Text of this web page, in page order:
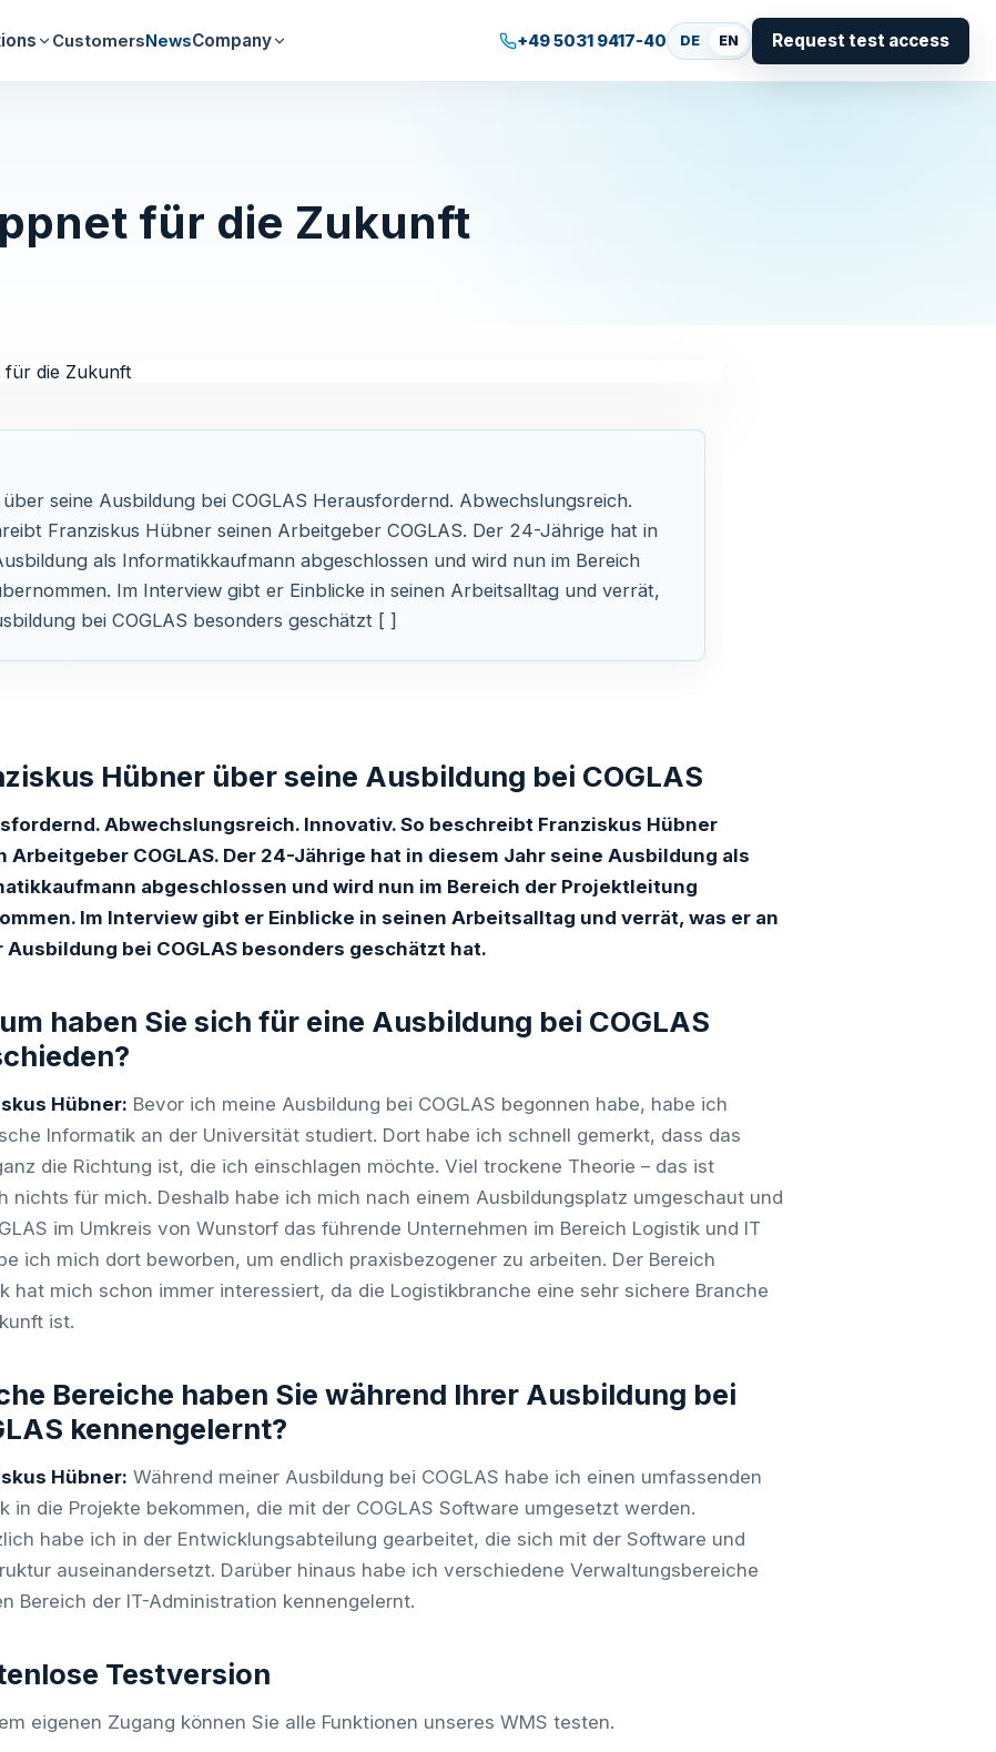
CustomersNewsCompany +49 5031 9417-40 DE EN Request test access
für die Zukunft
seine Ausbildung bei COGLAS Herausfordernd. Abwechslungsreich.
Franziskus Hübner seinen Arbeitgeber COGLAS. Der 24-Jährige hat in
als Informatikkaufmann abgeschlossen und wird nun im Bereich
Im Interview gibt er Einblicke in seinen Arbeitsalltag und verrät,
bei COGLAS besonders geschätzt [ ]
Hübner über seine Ausbildung bei COGLAS
Abwechslungsreich. Innovativ. So beschreibt Franziskus Hübner
Arbeitgeber COGLAS. Der 24-Jährige hat in diesem Jahr seine Ausbildung als
abgeschlossen und wird nun im Bereich der Projektleitung
Im Interview gibt er Einblicke in seinen Arbeitsalltag und verrät, was er an
Ausbildung bei COGLAS besonders geschätzt hat.
haben Sie sich für eine Ausbildung bei COGLAS
Hübner: Bevor ich meine Ausbildung bei COGLAS begonnen habe, habe ich
Informatik an der Universität studiert. Dort habe ich schnell gemerkt, dass das
die Richtung ist, die ich einschlagen möchte. Viel trockene Theorie – das ist
nichts für mich. Deshalb habe ich mich nach einem Ausbildungsplatz umgeschaut und
im Umkreis von Wunstorf das führende Unternehmen im Bereich Logistik und IT
ich mich dort beworben, um endlich praxisbezogener zu arbeiten. Der Bereich
hat mich schon immer interessiert, da die Logistikbranche eine sehr sichere Branche
ist.
Bereiche haben Sie während Ihrer Ausbildung bei
kennengelernt?
Hübner: Während meiner Ausbildung bei COGLAS habe ich einen umfassenden
in die Projekte bekommen, die mit der COGLAS Software umgesetzt werden.
habe ich in der Entwicklungsabteilung gearbeitet, die sich mit der Software und
auseinandersetzt. Darüber hinaus habe ich verschiedene Verwaltungsbereiche
Bereich der IT-Administration kennengelernt.
Testversion
eigenen Zugang können Sie alle Funktionen unseres WMS testen.